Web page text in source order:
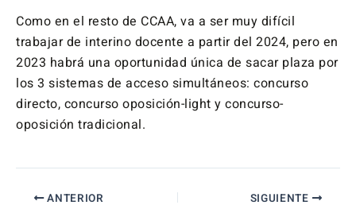
Como en el resto de CCAA, va a ser muy difícil
trabajar de interino docente a partir del 2024, pero en
2023 habrá una oportunidad única de sacar plaza por
los 3 sistemas de acceso simultáneos: concurso
directo, concurso oposición-light y concurso-
oposición tradicional.
ANTERIOR SIGUIENTE